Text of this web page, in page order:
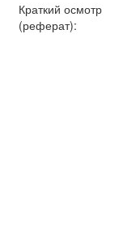
Краткий осмотр
(реферат):